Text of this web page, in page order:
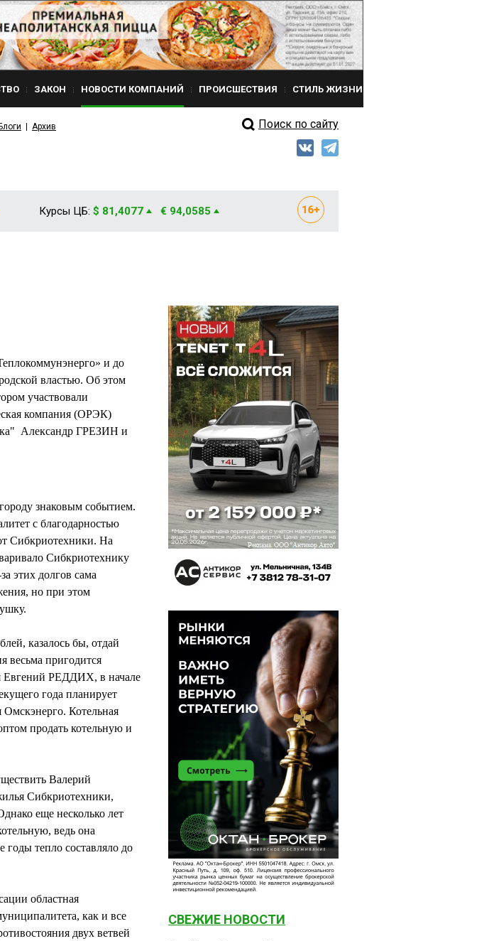
ЗАКОН НОВОСТИ КОМПАНИЙ ПРОИСШЕСТВИЯ СТИЛЬ ЖИЗНИ
Блоги Архив Поиск по сайту
Курсы ЦБ: $ 81,4077 € 94,0585
и до
властью. Об этом
участвовали
компания (ОРЭК)
Александр ГРЕЗИН и
знаковым событием.
с благодарностью
Сибкриотехники. На
Сибкриотехнику
этих долгов сама
но при этом
казалось бы, отдай
весьма пригодится
Евгений РЕДДИХ, в начале
года планирует
Омскэнерго. Котельная
продать котельную и
Валерий
Сибкриотехники,
еще несколько лет
ведь она
тепло составляло до
областная
как и все
двух ветвей
СВЕЖИЕ НОВОСТИ